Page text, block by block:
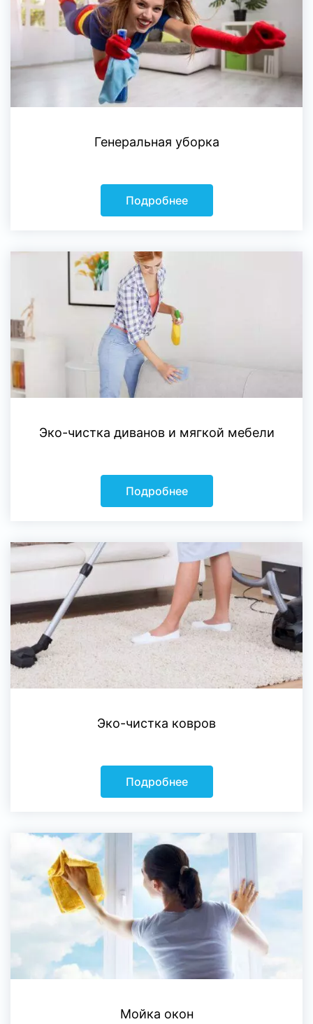
Генеральная уборка
Подробнее
Эко-чистка диванов и мягкой мебели
Подробнее
Эко-чистка ковров
Подробнее
Мойка окон